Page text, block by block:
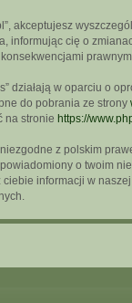
akceptujesz
informując cię o
działają w
do pobrania ze strony
na stronie https://
z polskim
o twoim
informacji w